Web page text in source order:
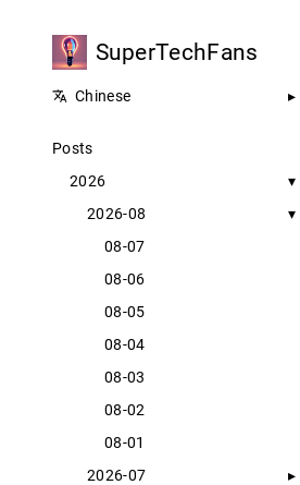
SuperTechFans
Chinese
Posts
2026
2026-08
08-07
08-06
08-05
08-04
08-03
08-02
08-01
2026-07